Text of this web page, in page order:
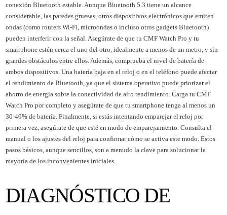
conexión Bluetooth estable. Aunque Bluetooth 5.3 tiene un alcance
considerable, las paredes gruesas, otros dispositivos electrónicos que emiten
ondas (como routers Wi-Fi, microondas o incluso otros gadgets Bluetooth)
pueden interferir con la señal. Asegúrate de que tu CMF Watch Pro y tu
smartphone estén cerca el uno del otro, idealmente a menos de un metro, y sin
grandes obstáculos entre ellos. Además, comprueba el nivel de batería de
ambos dispositivos. Una batería baja en el reloj o en el teléfono puede afectar
el rendimiento de Bluetooth, ya que el sistema operativo puede priorizar el
ahorro de energía sobre la conectividad de alto rendimiento. Carga tu CMF
Watch Pro por completo y asegúrate de que tu smartphone tenga al menos un
30-40% de batería. Finalmente, si estás intentando emparejar el reloj por
primera vez, asegúrate de que esté en modo de emparejamiento. Consulta el
manual o los ajustes del reloj para confirmar cómo se activa este modo. Estos
pasos básicos, aunque sencillos, son a menudo la clave para solucionar la
mayoría de los inconvenientes iniciales.
DIAGNÓSTICO DE